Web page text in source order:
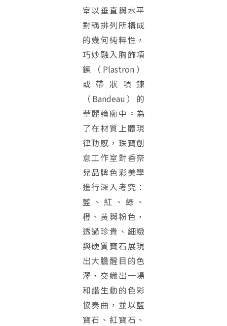
室以垂直與水平
對稱排列所構成
的幾何純粹性，
巧妙融入胸飾項
鍊（Plastron）
或帶狀項鍊
（Bandeau）的
華麗輪廓中。為
了在材質上體現
律動感，珠寶創
意工作室對香奈
兒品牌色彩美學
進行深入考究：
藍、紅、綠、
橙、黃與粉色，
透過珍貴、細緻
與硬質寶石展現
出大膽醒目的色
澤，交織出一場
和諧生動的色彩
協奏曲，並以藍
寶石、紅寶石、